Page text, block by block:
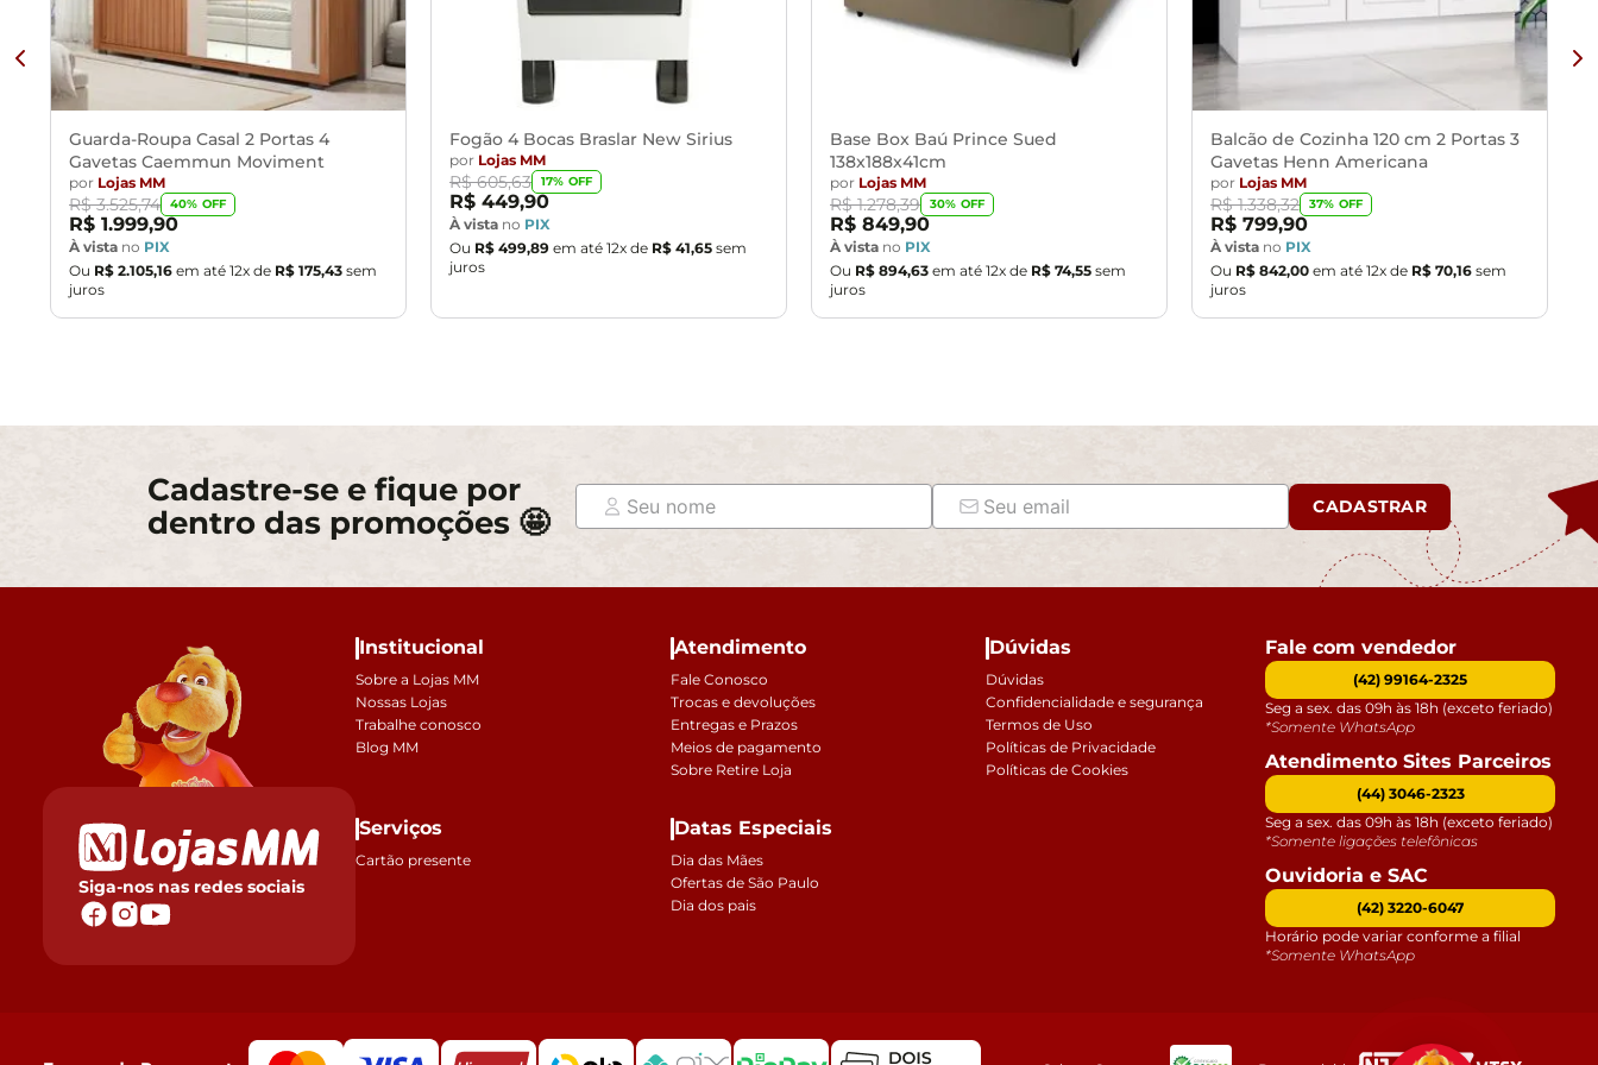
Guarda-Roupa Casal 2 Portas 4
Gavetas Caemmun Moviment
por Lojas MM
R$ 3.525,74 40% OFF
R$ 1.999,90
À vista no PIX
Ou R$ 2.105,16 em até 12x de R$ 175,43 sem
juros
Fogão 4 Bocas Braslar New Sirius
por Lojas MM
R$ 605,63 17% OFF
R$ 449,90
À vista no PIX
Ou R$ 499,89 em até 12x de R$ 41,65 sem
juros
Base Box Baú Prince Sued
138x188x41cm
por Lojas MM
R$ 1.278,39 30% OFF
R$ 849,90
À vista no PIX
Ou R$ 894,63 em até 12x de R$ 74,55 sem
juros
Balcão de Cozinha 120 cm 2 Portas 3
Gavetas Henn Americana
por Lojas MM
R$ 1.338,32 37% OFF
R$ 799,90
À vista no PIX
Ou R$ 842,00 em até 12x de R$ 70,16 sem
juros
Cadastre-se e fique por
dentro das promoções 🤩
CADASTRAR
Siga-nos nas redes sociais
Institucional
Sobre a Lojas MM
Nossas Lojas
Trabalhe conosco
Blog MM
Atendimento
Fale Conosco
Trocas e devoluções
Entregas e Prazos
Meios de pagamento
Sobre Retire Loja
Dúvidas
Dúvidas
Confidencialidade e segurança
Termos de Uso
Políticas de Privacidade
Políticas de Cookies
Serviços
Cartão presente
Datas Especiais
Dia das Mães
Ofertas de São Paulo
Dia dos pais
Fale com vendedor
(42) 99164-2325
Seg a sex. das 09h às 18h (exceto feriado)
*Somente WhatsApp
Atendimento Sites Parceiros
(44) 3046-2323
Seg a sex. das 09h às 18h (exceto feriado)
*Somente ligações telefônicas
Ouvidoria e SAC
(42) 3220-6047
Horário pode variar conforme a filial
*Somente WhatsApp